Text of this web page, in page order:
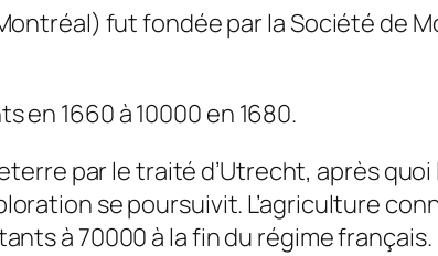
fut fondée par la Société de
en 1660 à 10000 en 1680.
par le traité d’Utrecht, après
se poursuivit. L’agriculture
à 70000 à la fin du régime français.